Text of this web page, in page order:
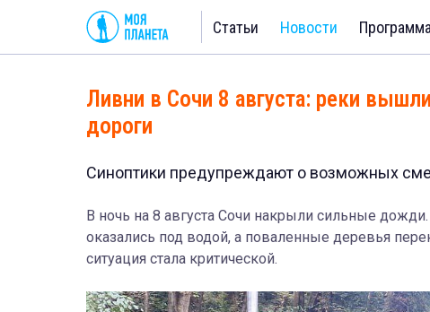
Статьи Новости
Ливни в Сочи 8 августа: реки
дороги
Синоптики предупреждают о возможных
В ночь на 8 августа Сочи накрыли сильные
оказались под водой, а поваленные деревья
ситуация стала критической.